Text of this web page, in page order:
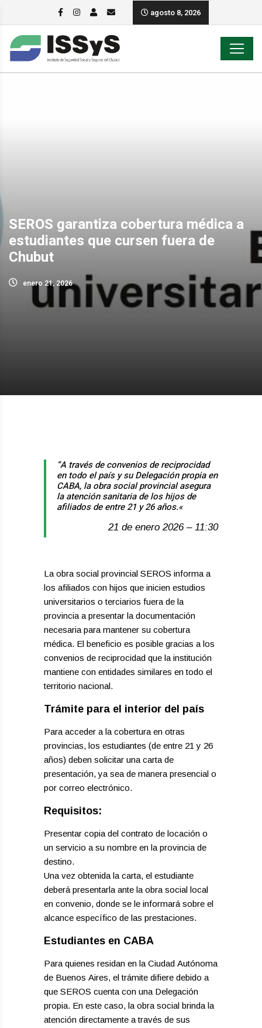
agosto 8, 2026
SEROS garantiza cobertura médica a
estudiantes que cursen fuera de
Chubut
enero 21, 2026
“​A través de convenios de reciprocidad
en todo el país y su Delegación propia en
CABA, la obra social provincial asegura
la atención sanitaria de los hijos de
afiliados de entre 21 y 26 años.«
21 de enero 2026 – 11:30
La obra social provincial SEROS informa a
los afiliados con hijos que inicien estudios
universitarios o terciarios fuera de la
provincia a presentar la documentación
necesaria para mantener su cobertura
médica. El beneficio es posible gracias a los
convenios de reciprocidad que la institución
mantiene con entidades similares en todo el
territorio nacional.
​Trámite para el interior del país
​Para acceder a la cobertura en otras
provincias, los estudiantes (de entre 21 y 26
años) deben solicitar una carta de
presentación, ya sea de manera presencial o
por correo electrónico.
​Requisitos:
​Presentar copia del contrato de locación o
un servicio a su nombre en la provincia de
destino.
​Una vez obtenida la carta, el estudiante
deberá presentarla ante la obra social local
en convenio, donde se le informará sobre el
alcance específico de las prestaciones.
​Estudiantes en CABA
​Para quienes residan en la Ciudad Autónoma
de Buenos Aires, el trámite difiere debido a
que SEROS cuenta con una Delegación
propia. En este caso, la obra social brinda la
atención directamente a través de sus